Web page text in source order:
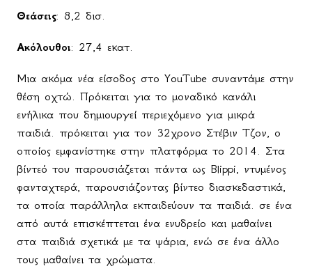
Θεάσεις: 8,2 δισ.
Ακόλουθοι: 27,4 εκατ.
Μια ακόμα νέα είσοδος στο YouTube συναντάμε στην
θέση οχτώ. Πρόκειται για το μοναδικό κανάλι
ενήλικα που δημιουργεί περιεχόμενο για μικρά
παιδιά. πρόκειται για τον 32χρονο Στέβιν Τζον, ο
οποίος εμφανίστηκε στην πλατφόρμα το 2014. Στα
βίντεό του παρουσιάζεται πάντα ως Blippi , ντυμένος
φανταχτερά, παρουσιάζοντας βίντεο διασκεδαστικά,
τα οποία παράλληλα εκπαιδεύουν τα παιδιά. σε ένα
από αυτά επισκέπτεται ένα ενυδρείο και μαθαίνει
στα παιδιά σχετικά με τα ψάρια, ενώ σε ένα άλλο
τους μαθαίνει τα χρώματα.